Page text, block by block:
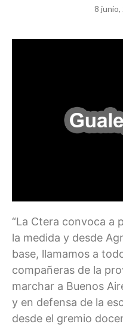
8 junio,
“La Ctera convoca a
la medida y desde
base, llamamos a
compañeras de la
marchar a Buenos
y en defensa de la
desde el gremio